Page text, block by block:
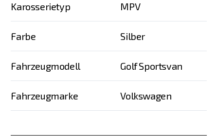
Karosserietyp MPV
Farbe Silber
Fahrzeugmodell Golf Sportsvan
Fahrzeugmarke Volkswagen